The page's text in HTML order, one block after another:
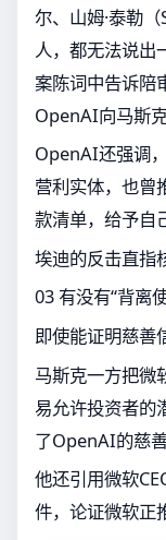
尔、山姆·泰勒
人，都无法说出
案陈词中告诉陪
OpenAI向马斯
OpenAI还强调
营利实体，也曾
款清单，给予自
埃迪的反击直指
03 有没有“背离
即使能证明慈善
马斯克一方把微
易允许投资者的
了OpenAI的慈
他还引用微软
件，论证微软正